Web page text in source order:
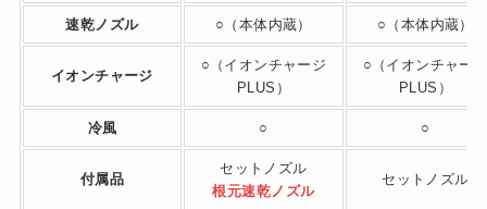
速乾ノズル ○（本体内蔵） ○（本体内蔵）
イオンチャージ
○（イオンチャージ
PLUS）
○（イオンチャー
PLUS）
冷風 ○ ○
付属品
セットノズル
根元速乾ノズル
セットノズル